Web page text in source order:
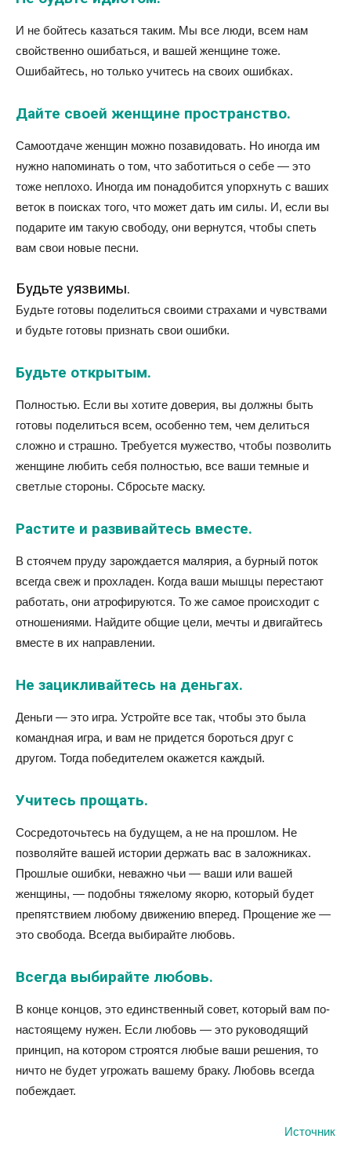
И не бойтесь казаться таким. Мы все люди, всем нам
свойственно ошибаться, и вашей женщине тоже.
Ошибайтесь, но только учитесь на своих ошибках.
Дайте своей женщине пространство.
Самоотдаче женщин можно позавидовать. Но иногда им
нужно напоминать о том, что заботиться о себе — это
тоже неплохо. Иногда им понадобится упорхнуть с ваших
веток в поисках того, что может дать им силы. И, если вы
подарите им такую свободу, они вернутся, чтобы спеть
вам свои новые песни.
Будьте уязвимы.
Будьте готовы поделиться своими страхами и чувствами
и будьте готовы признать свои ошибки.
Будьте открытым.
Полностью. Если вы хотите доверия, вы должны быть
готовы поделиться всем, особенно тем, чем делиться
сложно и страшно. Требуется мужество, чтобы позволить
женщине любить себя полностью, все ваши темные и
светлые стороны. Сбросьте маску.
Растите и развивайтесь вместе.
В стоячем пруду зарождается малярия, а бурный поток
всегда свеж и прохладен. Когда ваши мышцы перестают
работать, они атрофируются. То же самое происходит с
отношениями. Найдите общие цели, мечты и двигайтесь
вместе в их направлении.
Не зацикливайтесь на деньгах.
Деньги — это игра. Устройте все так, чтобы это была
командная игра, и вам не придется бороться друг с
другом. Тогда победителем окажется каждый.
Учитесь прощать.
Сосредоточьтесь на будущем, а не на прошлом. Не
позволяйте вашей истории держать вас в заложниках.
Прошлые ошибки, неважно чьи — ваши или вашей
женщины, — подобны тяжелому якорю, который будет
препятствием любому движению вперед. Прощение же —
это свобода. Всегда выбирайте любовь.
Всегда выбирайте любовь.
В конце концов, это единственный совет, который вам по-
настоящему нужен. Если любовь — это руководящий
принцип, на котором строятся любые ваши решения, то
ничто не будет угрожать вашему браку. Любовь всегда
побеждает.
Источник